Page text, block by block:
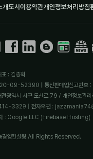
개도서이용약관개인정보처리방침
: 김종혁
09-52390 | 통신판매업신고번
광역시 서구 도산로 79 / 개인정보관리
3329 | 전자우편 :
자 : Google LLC (Firebase Hosting)
영컨설팅 All Rights Reserved.